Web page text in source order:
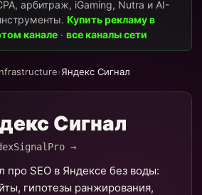
арбитраж, iGaming, Nutra и AI-
Купить рекламу в
канале ·все каналы сети
›Яндекс Сигнал
Сигнал
→
про SEO в Яндексе без воды:
гипотезы ранжирования,